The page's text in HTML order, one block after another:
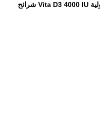
فيتا د3 4000 وحدة دولية Vita D3 4000 IU شرائح